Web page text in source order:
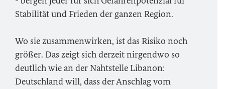
Stabilität und Frieden der ganzen Region.
Wo sie zusammenwirken, ist das Risiko noch
größer. Das zeigt sich derzeit nirgendwo so
deutlich wie an der Nahtstelle Libanon:
Deutschland will, dass der Anschlag vom